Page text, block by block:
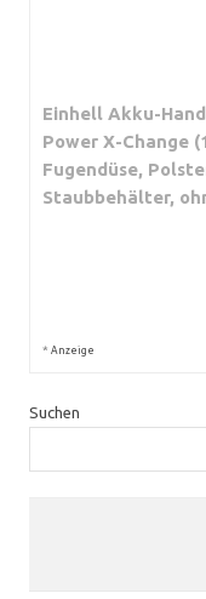
Einhell Akku-
Power X-Change
Fugendüse,
Staubbehälter,
* Anzeige
Suchen